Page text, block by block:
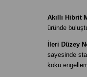
Akıllı Hibrit
üründe
İleri Düzey
sayesinde
koku